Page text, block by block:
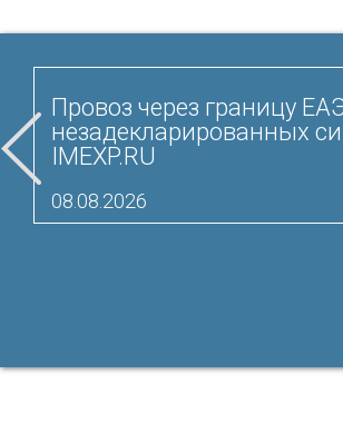
Провоз через границу
незадекларированных
IMEXP.RU
08.08.2026